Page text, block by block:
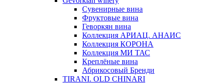
Сувенирные вина
Фруктовые вина
Геворкян вина
Коллекция АРИАЦ. АНАИС
Коллекция КОРОНА
Коллекция МИ ТАС
Креплёные вина
Абрикосовый Бренди
TIRANI. OLD CHINARI